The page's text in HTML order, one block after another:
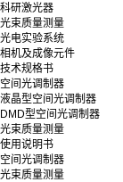
科研激光器
光束质量测量
光电实验系统
相机及成像元件
技术规格书
空间光调制器
液晶型空间光调制器
DMD型空间光调制器
光束质量测量
使用说明书
空间光调制器
光束质量测量